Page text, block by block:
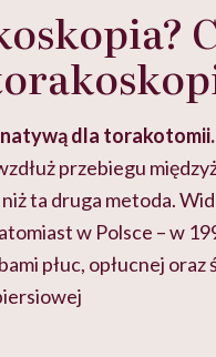
dla torakotomii.
przebiegu
ta druga metoda.
w Polsce – w
płuc, opłucnej oraz